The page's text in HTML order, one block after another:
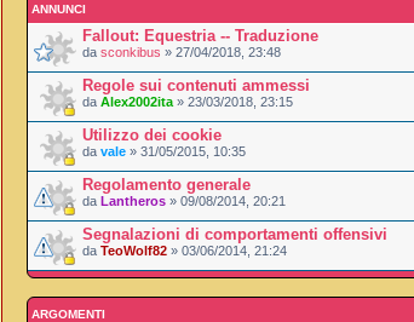
ANNUNCI
Fallout: Equestria -- Traduzione
da sconkibus » 27/04/2018, 23:48
Regole sui contenuti ammessi
da Alex2002ita » 23/03/2018, 23:15
Utilizzo dei cookie
da vale » 31/05/2015, 10:35
Regolamento generale
da Lantheros » 09/08/2014, 20:21
Segnalazioni di comportamenti offensivi
da TeoWolf82 » 03/06/2014, 21:24
ARGOMENTI